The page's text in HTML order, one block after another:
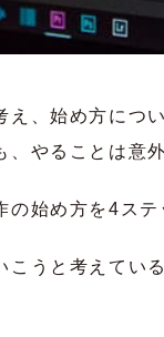
え、始め方につ
やることは意
始め方を4ス
こうと考えてい